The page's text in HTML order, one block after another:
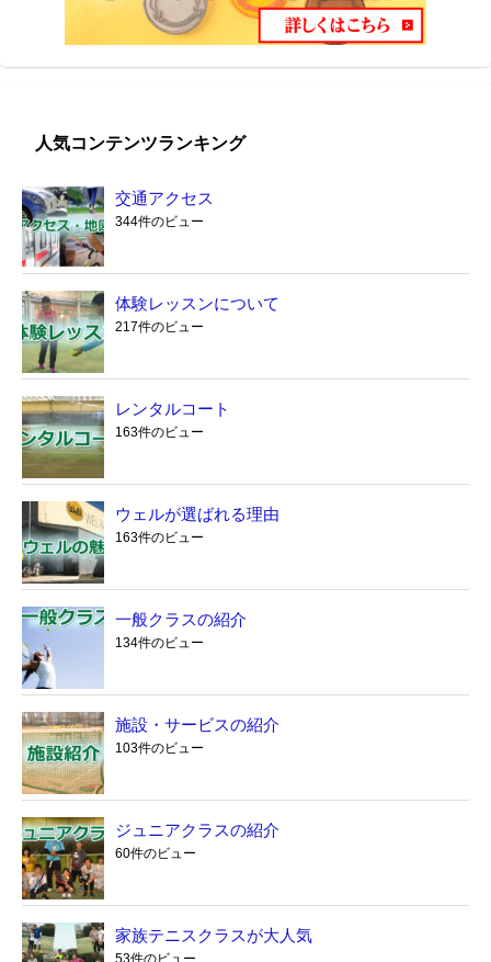
人気コンテンツランキング
交通アクセス
344件のビュー
体験レッスンについて
217件のビュー
レンタルコート
163件のビュー
ウェルが選ばれる理由
163件のビュー
一般クラスの紹介
134件のビュー
施設・サービスの紹介
103件のビュー
ジュニアクラスの紹介
60件のビュー
家族テニスクラスが大人気
53件のビュー